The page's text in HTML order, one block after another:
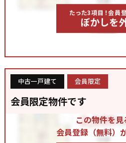
たった3項目！会員
ぼかしを
中古一戸建て 会員限定
会員限定物件です
この物件を見
会員登録（無料）